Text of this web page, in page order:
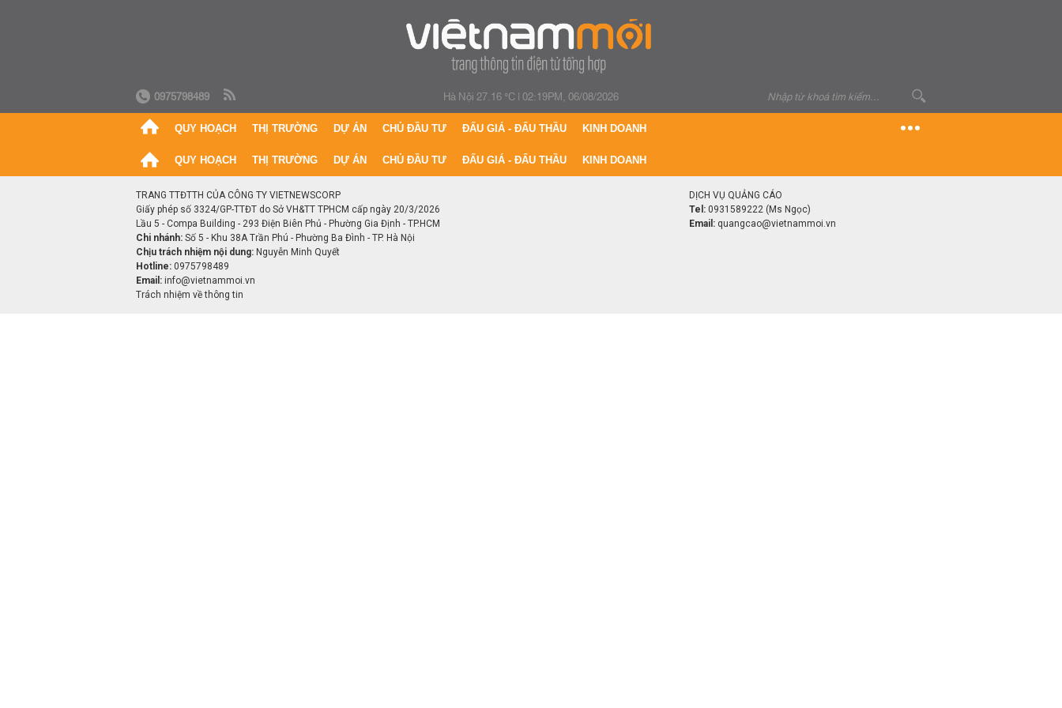
0975798489 Hà Nội 27.16 °C|02:19PM, 06/08/2026
QUY HOẠCH THỊ TRƯỜNG DỰ ÁN CHỦ ĐẦU TƯ ĐẤU GIÁ - ĐẤU THẦU KINH DOANH
QUY HOẠCH THỊ TRƯỜNG DỰ ÁN CHỦ ĐẦU TƯ ĐẤU GIÁ - ĐẤU THẦU KINH DOANH
TRANG TTĐTTH CỦA CÔNG TY VIETNEWSCORP
Giấy phép số 3324/GP-TTĐT do Sở VH&TT TPHCM cấp ngày 20/3/2026
Lầu 5 - Compa Building - 293 Điện Biên Phủ - Phường Gia Định - TP.HCM
Chi nhánh: Số 5 - Khu 38A Trần Phú - Phường Ba Đình - TP. Hà Nội
Chịu trách nhiệm nội dung: Nguyễn Minh Quyết
Hotline: 0975798489
Email: info@vietnammoi.vn
Trách nhiệm về thông tin
DỊCH VỤ QUẢNG CÁO
Tel: 0931589222 (Ms Ngọc)
Email: quangcao@vietnammoi.vn